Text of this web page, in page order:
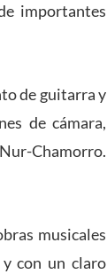
importantes
de guitarra y
de cámara,
Chamorro.
musicales
con un claro